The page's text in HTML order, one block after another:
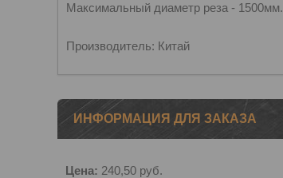
Максимальный диаметр реза - 1500мм.
Производитель: Китай
ИНФОРМАЦИЯ ДЛЯ ЗАКАЗА
Цена: 240,50 руб.